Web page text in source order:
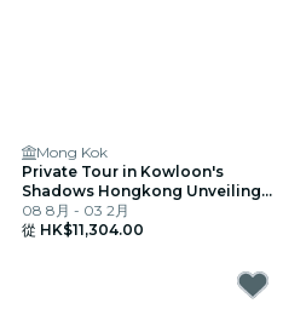
Mong Kok
Private Tour in Kowloon's
Shadows Hongkong Unveiling
Darkside
08 8月 - 03 2月
從 HK$11,304.00